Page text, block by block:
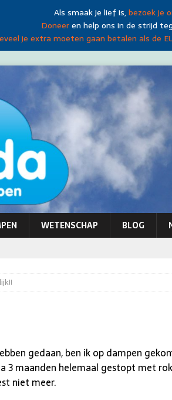
Als smaak je lief is,bezoek je
Doneeren help ons in de strijd
je extra moeten gaan betalen als de
WETENSCHAP BLOG
gedaan, ben ik op dampen
3 maanden helemaal gestopt met
niet meer.